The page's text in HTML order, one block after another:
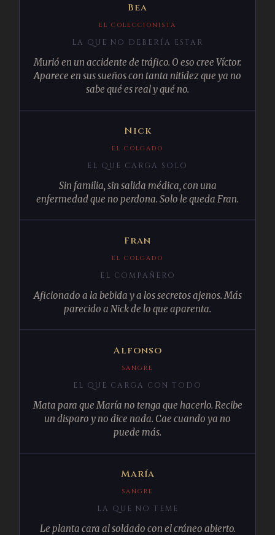
Bea
EL COLECCIONISTA
LA QUE NO DEBERÍA ESTAR
Murió en un accidente de tráfico. O eso cree Víctor.
Aparece en sus sueños con tanta nitidez que ya no
sabe qué es real y qué no.
Nick
EL COLGADO
EL QUE CARGA SOLO
Sin familia, sin salida médica, con una
enfermedad que no perdona. Solo le queda Fran.
Fran
EL COLGADO
EL COMPAÑERO
Aficionado a la bebida y a los secretos ajenos. Más
parecido a Nick de lo que aparenta.
Alfonso
SANGRE
EL QUE CARGA CON TODO
Mata para que María no tenga que hacerlo. Recibe
un disparo y no dice nada. Cae cuando ya no
puede más.
María
SANGRE
LA QUE NO TEME
Le planta cara al soldado con el cráneo abierto.